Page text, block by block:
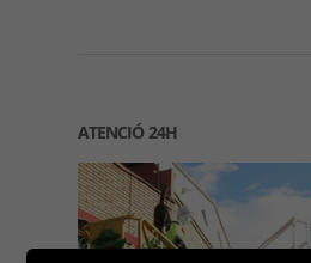
ATENCIÓ 24H